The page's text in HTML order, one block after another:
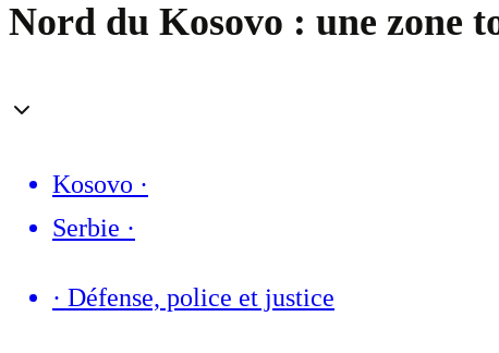
Nord du Kosovo : une zone
Kosovo ·
Serbie ·
· Défense, police et justice